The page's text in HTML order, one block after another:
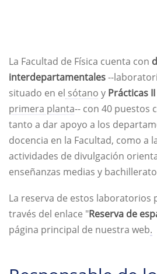
La Facultad de Física cuenta con
interdepartamentales--
situado en el sótano y Prácticas II
primera planta-- con 40 puestos
tanto a dar apoyo a los
docencia en la Facultad, como a
actividades de divulgación
enseñanzas medias y
La reserva de estos laboratorios
través del enlace "Reserva de
página principal de nuestra web.